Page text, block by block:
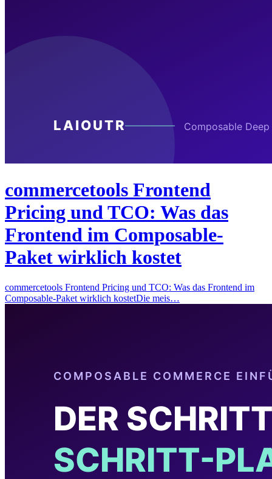
commercetools Frontend
Pricing und TCO: Was das
Frontend im Composable-
Paket wirklich kostet
commercetools Frontend Pricing und TCO: Was das Frontend im
Composable-Paket wirklich kostetDie meis…